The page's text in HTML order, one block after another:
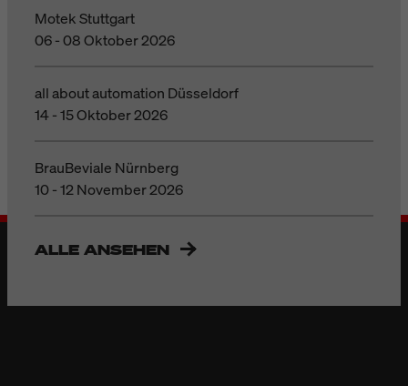
Motek Stuttgart
06 - 08 Oktober 2026
all about automation Düsseldorf
14 - 15 Oktober 2026
BrauBeviale Nürnberg
10 - 12 November 2026
ALLE ANSEHEN